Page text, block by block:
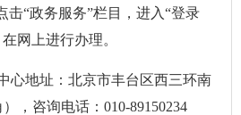
击“政务服务”栏目，进入“登录
网上进行办理。
地址：北京市丰台区西三环南
，咨询电话：010-89150234